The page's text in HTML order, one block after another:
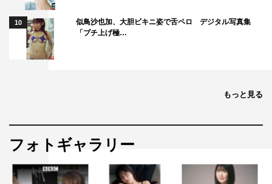
（小手伸也）、羽賀佳乃（山下美月）、武藤浩（塚地武
雅）、山口浩二（高橋克実）、加賀谷剛（鈴木浩介）の
面々など、これまで大陽が出会ってきた最高の仲間と言う
名の“資産の力”を結集させて、国交省による次世代型イン
し、「三ツ星重工」に勝とうというのだ。そのために大陽
野幸（星野真里）と共に研究してきた、動物の血管の裂傷
を見つけることができる技術を応用して、インフラ内部の
の公募は、大海が社長だったころから「三ツ星重工」が入
10
似鳥沙也加、大胆ビキニ姿で舌ペロ デジタル写真集
「ブチ上げ極…
もっと見る
フォトギャラリー